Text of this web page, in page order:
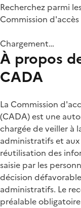
Recherchez parmi
Commission
Chargement…
À propos
CADA
La Commission
(CADA) est une
chargée de veiller à
administratifs et
réutilisation des
saisie par les
décision
administratifs. Le
préalable